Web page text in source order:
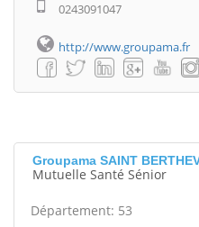
0243091047
http://www.groupama.fr
Groupama SAINT
Mutuelle Santé Sénior
Département: 53